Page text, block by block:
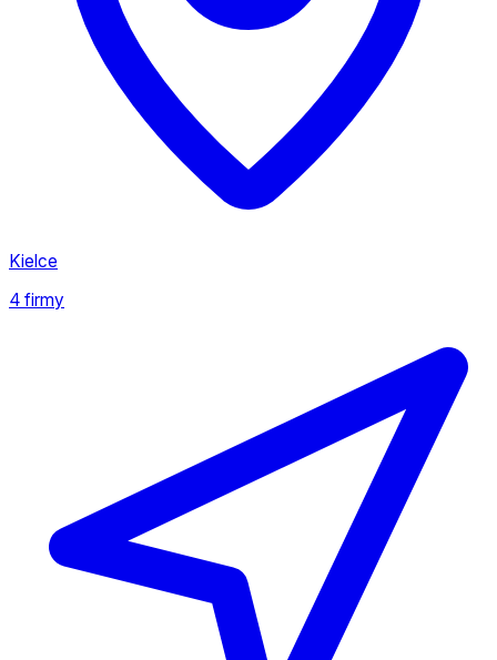
Kielce
4 firmy